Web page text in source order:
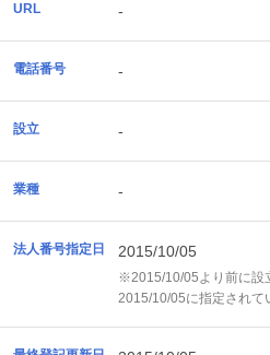
URL -
電話番号 -
設立 -
業種 -
法人番号指定日 2015/10/05
※2015/10/05より前に設
2015/10/05に指定されて